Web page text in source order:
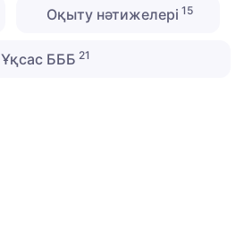
Оқыту нәтижелері 15
Ұқсас БББ 21